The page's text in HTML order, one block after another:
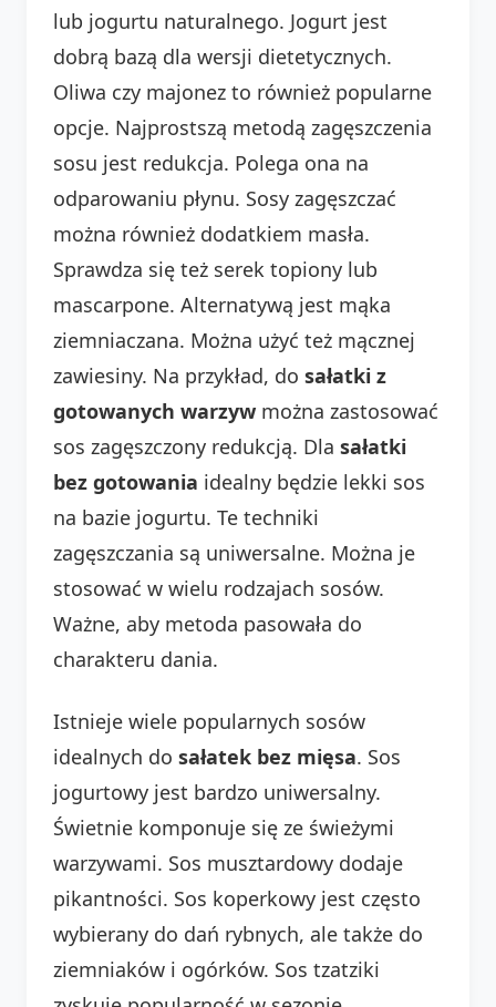
lub jogurtu naturalnego. Jogurt jest
dobrą bazą dla wersji dietetycznych.
Oliwa czy majonez to również popularne
opcje. Najprostszą metodą zagęszczenia
sosu jest redukcja. Polega ona na
odparowaniu płynu. Sosy zagęszczać
można również dodatkiem masła.
Sprawdza się też serek topiony lub
mascarpone. Alternatywą jest mąka
ziemniaczana. Można użyć też mącznej
zawiesiny. Na przykład, do sałatki z
gotowanych warzyw można zastosować
sos zagęszczony redukcją. Dla sałatki
bez gotowania idealny będzie lekki sos
na bazie jogurtu. Te techniki
zagęszczania są uniwersalne. Można je
stosować w wielu rodzajach sosów.
Ważne, aby metoda pasowała do
charakteru dania.
Istnieje wiele popularnych sosów
idealnych do sałatek bez mięsa. Sos
jogurtowy jest bardzo uniwersalny.
Świetnie komponuje się ze świeżymi
warzywami. Sos musztardowy dodaje
pikantności. Sos koperkowy jest często
wybierany do dań rybnych, ale także do
ziemniaków i ogórków. Sos tzatziki